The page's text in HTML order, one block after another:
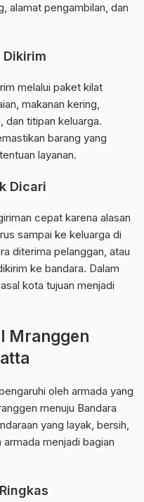
alamat pengambilan, dan
Dikirim
melalui paket kilat
makanan kering,
dan titipan keluarga.
barang yang
layanan.
Dicari
cepat karena alasan
sampai ke keluarga di
diterima pelanggan, atau
ke bandara. Dalam
kota tujuan menjadi
Mranggen
oleh armada yang
menuju Bandara
yang layak, bersih,
menjadi bagian